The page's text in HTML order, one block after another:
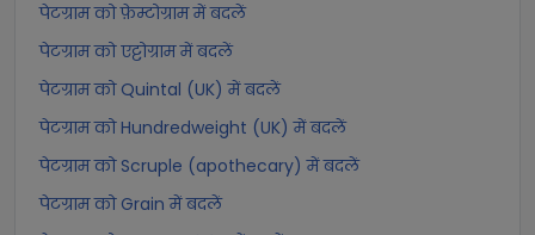
पेटग्राम को फ़ेम्टोग्राम में बदलें
पेटग्राम को एट्टोग्राम में बदलें
पेटग्राम को Quintal (UK) में बदलें
पेटग्राम को Hundredweight (UK) में बदलें
पेटग्राम को Scruple (apothecary) में बदलें
पेटग्राम को Grain में बदलें